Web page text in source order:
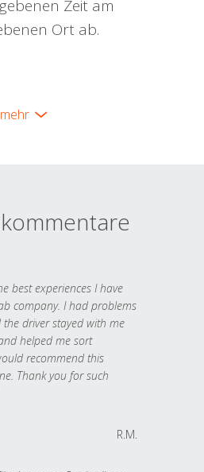
Zeit am
Ort ab.
mehr
best experiences I have
company. I had problems
driver stayed with me
helped me sort
recommend this
Thank you for such
R.M.